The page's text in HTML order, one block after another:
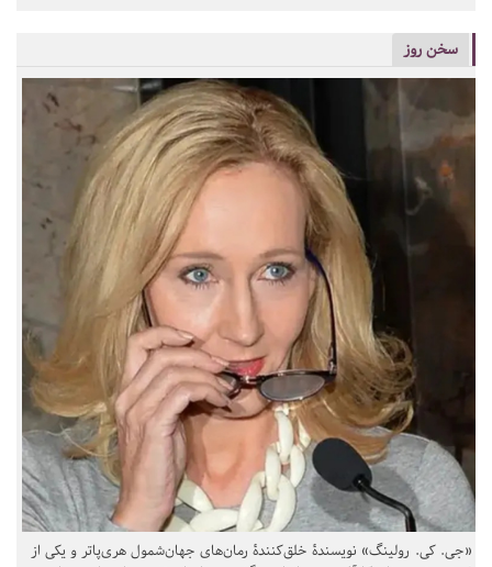
سخن روز
«جی. کی. رولینگ» نویسندهٔ خلق‌کنندهٔ رمان‌های جهان‌شمول هری‌پاتر و یکی از